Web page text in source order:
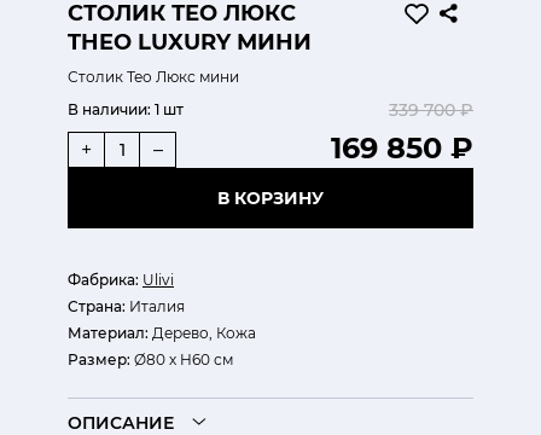
СТОЛИК ТЕО ЛЮКС
THEO LUXURY МИНИ
Столик Тео Люкс мини
Фабрика: Ulivi
Страна: Италия
Материал: Дерево, Кожа
Размер: Ø80 х H60 см
В наличии: 1 шт 339 700 ₽
169 850 ₽
+ –
В КОРЗИНУ
ОПИСАНИЕ